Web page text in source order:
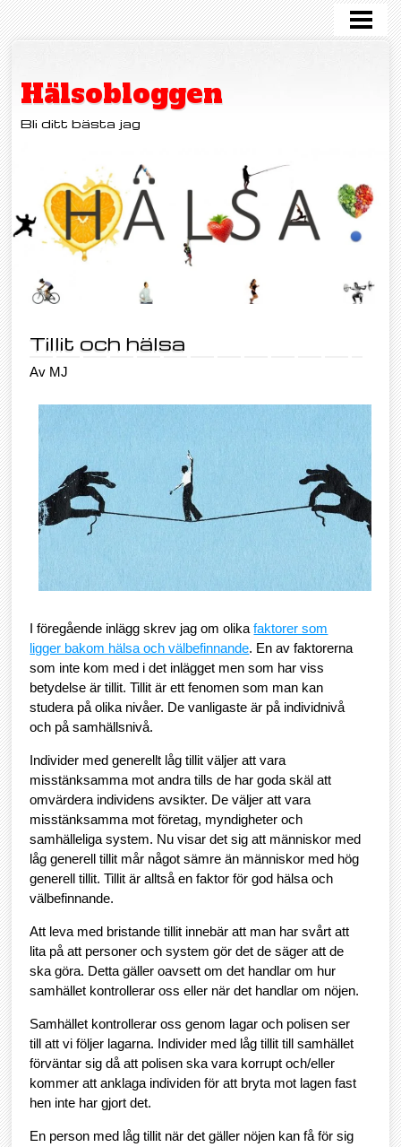
HEM
MOTION
FRISKVÅRD
HJÄRNHÄLSA
OM OSS
KONTAKT
Hälsobloggen
Bli ditt bästa jag
Tillit och hälsa
Av MJ
I föregående inlägg skrev jag om olikafaktorer som
ligger bakom hälsa och välbefinnande. En av faktorerna
som inte kom med i det inlägget men som har viss
betydelse är tillit. Tillit är ett fenomen som man kan
studera på olika nivåer. De vanligaste är på individnivå
och på samhällsnivå.
Individer med generellt låg tillit väljer att vara
misstänksamma mot andra tills de har goda skäl att
omvärdera individens avsikter. De väljer att vara
misstänksamma mot företag, myndigheter och
samhälleliga system. Nu visar det sig att människor med
låg generell tillit mår något sämre än människor med hög
generell tillit. Tillit är alltså en faktor för god hälsa och
välbefinnande.
Att leva med bristande tillit innebär att man har svårt att
lita på att personer och system gör det de säger att de
ska göra. Detta gäller oavsett om det handlar om hur
samhället kontrollerar oss eller när det handlar om nöjen.
Samhället kontrollerar oss genom lagar och polisen ser
till att vi följer lagarna. Individer med låg tillit till samhället
förväntar sig då att polisen ska vara korrupt och/eller
kommer att anklaga individen för att bryta mot lagen fast
hen inte har gjort det.
En person med låg tillit när det gäller nöjen kan få för sig